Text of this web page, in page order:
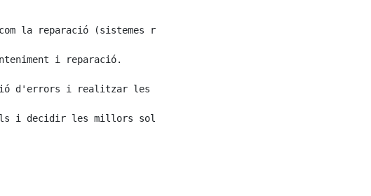
la reparació (sistemes robotitzats d'elaboració envasat i
i reparació.
d'errors i realitzar les recomanacions oportunes.
i decidir les millors solucions.